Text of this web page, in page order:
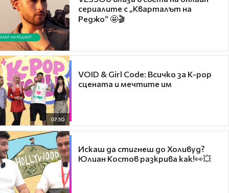
сериалите с „Кварталът на
Реджо“ 🤩🎬
07:50
VOID & Girl Code: Всичко за K-pop
сцената и мечтите им
Искаш да стигнеш до Холивуд?
Юлиан Костов разкрива как!👀💥